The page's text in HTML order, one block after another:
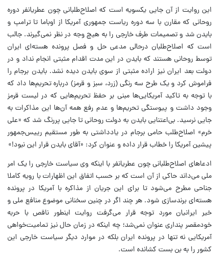
این روایت از آن جایی یکسویه است که اصلاح‌طلبانی چون عطریانفر دوره
روحانی که مقارن با سه دوره ریاست جمهوری آمریکا از اوباما تا ترامپ و
بایدن شد و تصمیمات طرف خارجی را به هیچ وجه در نظر نمی‌گیرند. جالب
است که اصلاح‌طلبان درحالی مدعی حل و فصل پرونده هسته‌ای ایران
توسط روحانی هستند که بایدن در این مدت اقدام مثبتی انجام نداد و در
دولت بعد ایران نیز اراده مثبتی از سوی بایدن دیده نشد. بایدن برجام را
فراموش کرد و یک طرح سه رنگی (زرد، سبز و قرمز) درباره تحریم‌ها داد که
با توجه به تاکید آمریکایی‌ها مبنی بر حفظ تحریم‌هایی که در لیست قرمز
وجود داشت و پیوستگی تحریم‌ها و عدم رفع همه آن‌ها این مذاکرات به
جایی نرسید. بی‌اعتنایی ‌بایدن به دولت روحانی تا جایی پررنگ شد که «علی
خرم» اصلاح‌طلب حامی برجام در یادداشتی به طور مستقیم رییس‌جمهور
پیشین آمریکا را خطاب قرار داده و عنوان کرد: «آقای بایدن قرار این نبود!»
ادعاهای اصلاح‌طلبانی چون عطریانفر با اینکه وی سیاست خارجی را یک امر
ملی می‌داند حاکی از آن است که بر حسب اتفاق این اظهارات با رویه کاملا
جناحی مطرح می‌شود تا برای این جریان از مذاکره با آمریکا در پرونده
هسته‌ای برندسازی شود. هر چند اگر در چنین سخنانی موضوع منافع ملی و
خیر ایرانیان مورد توجه قرار می‌گرفت روایت اینطور ناقص با حربه
خودمقصر پنداری عنوان نمی‌شد؛‌ چه اینکه در زمان حال نیز تمامیت‌خواهی
آمریکایی نه تنها در پرونده ایران بلکه در موارد دیگر سیاست خارجی این
کشور را به بن بست کشانده است.